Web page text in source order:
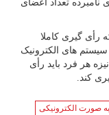
نامبرده تعداد اعضای
رأی گیری کاملا
های الکترونیک
هر فرد باید رأی
کند.
صورت الکترونیکی